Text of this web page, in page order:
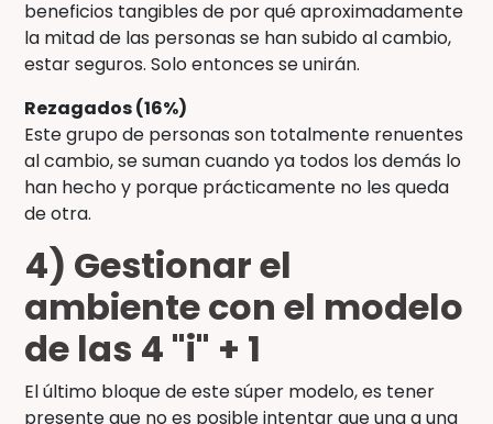
beneficios tangibles de por qué aproximadamente
la mitad de las personas se han subido al cambio,
estar seguros. Solo entonces se unirán.
Rezagados (16%)
Este grupo de personas son totalmente renuentes
al cambio, se suman cuando ya todos los demás lo
han hecho y porque prácticamente no les queda
de otra.
4) Gestionar el
ambiente con el modelo
de las 4 "i" + 1
El último bloque de este súper modelo, es tener
presente que no es posible intentar que una a una